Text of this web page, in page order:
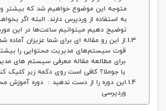
متوجه این موضوع خواهیم شد که بیشتر
به استفاده از وردپرس دارند. البته اگر
توضیح دهیم میتوانیم ساعت‌ها در این
از این رو مقاله ای برای شما عزیزان
قوت سیستم‌های مدیریت محتوایی را
برای مطالعه مقاله معرفی سیستم های
یا جوملا؟ کافی است روی دکمه زیر کلیک
این دوره را از دست ندهید : دوره آموزش
وردپرسی